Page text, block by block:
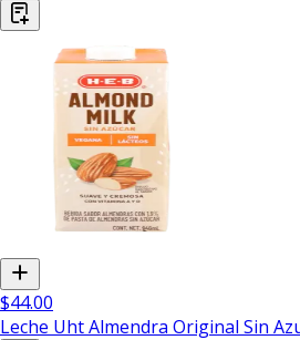
$44.00
Leche Uht Almendra Original Sin